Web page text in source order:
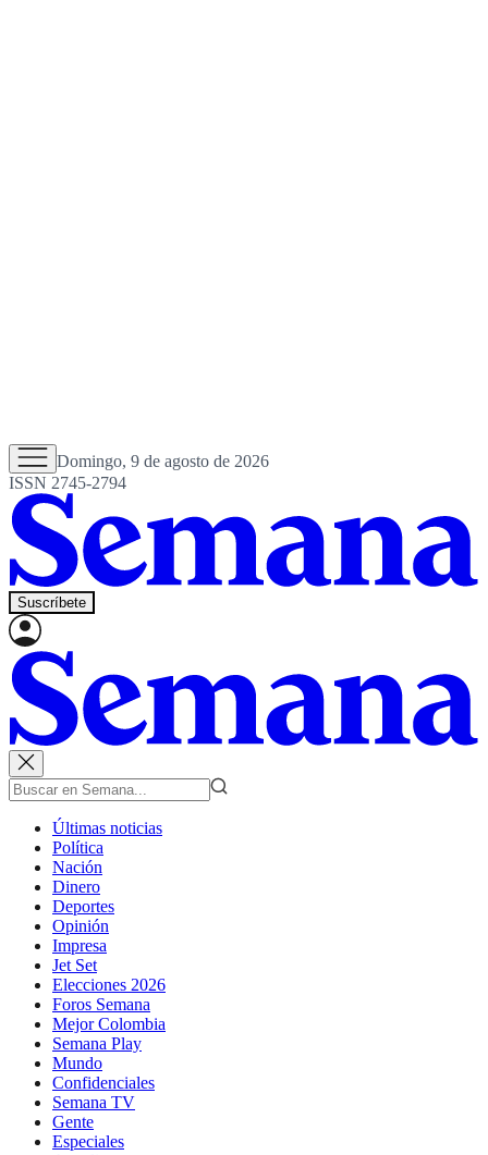
Domingo, 9 de agosto de 2026
ISSN 2745-2794
Suscríbete
Últimas noticias
Política
Nación
Dinero
Deportes
Opinión
Impresa
Jet Set
Elecciones 2026
Foros Semana
Mejor Colombia
Semana Play
Mundo
Confidenciales
Semana TV
Gente
Especiales